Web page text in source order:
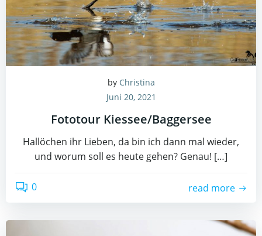
by Christina
Juni 20, 2021
Fototour Kiessee/Baggersee
Hallöchen ihr Lieben, da bin ich dann mal wieder,
und worum soll es heute gehen? Genau! […]
0 read more